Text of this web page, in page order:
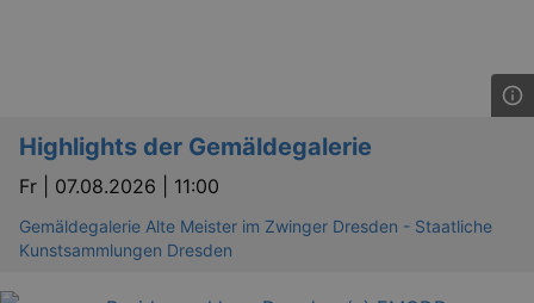
Highlights der Gemäldegalerie
Fr | 07.08.2026 | 11:00
Gemäldegalerie Alte Meister im Zwinger Dresden - Staatliche
Kunstsammlungen Dresden